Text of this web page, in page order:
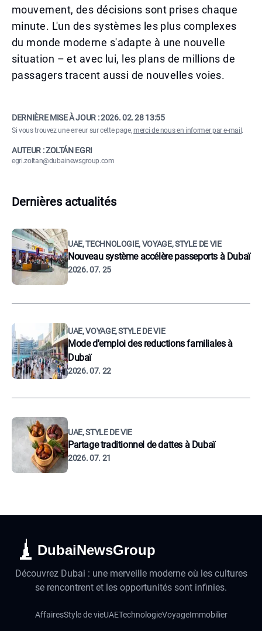
mouvement, des décisions sont prises chaque
minute. L'un des systèmes les plus complexes
du monde moderne s'adapte à une nouvelle
situation – et avec lui, les plans de millions de
passagers tracent aussi de nouvelles voies.
DERNIÈRE MISE À JOUR :2026. 02. 28 13:55
Si vous trouvez une erreur sur cette page,merci de nous en informer par e-mail .
AUTEUR : ZOLTÁN EGRI
egri.zoltan@dubainewsgroup.com
Dernières actualités
UAE, TECHNOLOGIE, VOYAGE, STYLE DE VIE
Nouveau système accélère passeports à Dubaï
2026. 07. 25
UAE, VOYAGE, STYLE DE VIE
Mode d'emploi des reductions familiales à
Dubaï
2026. 07. 22
UAE, STYLE DE VIE
Partage traditionnel de dattes à Dubaï
2026. 07. 21
DubaiNewsGroup
Découvrez Dubai : une merveille moderne où les cultures
se rencontrent et les opportunités sont infinies.
AffairesStyle de vieUAETechnologieVoyageImmobilier